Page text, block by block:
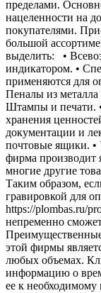
пределами.
нацеленности на
покупателями.
большой
выделить: •
индикатором. •
применяются для
Пеналы из металла
Штампы и печати.
хранения
документации и
почтовые ящики.
фирма
многие другие
Таким образом,
гравировкой для
https://plombas.ru/
непременно
этой фирмы
любых объемах.
информацию о
ее к необходимому